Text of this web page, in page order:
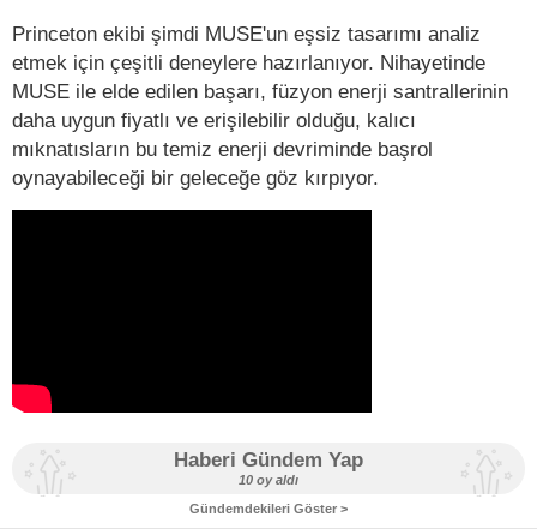
Princeton ekibi şimdi MUSE'un eşsiz tasarımı analiz
etmek için çeşitli deneylere hazırlanıyor. Nihayetinde
MUSE ile elde edilen başarı, füzyon enerji santrallerinin
daha uygun fiyatlı ve erişilebilir olduğu, kalıcı
mıknatısların bu temiz enerji devriminde başrol
oynayabileceği bir geleceğe göz kırpıyor.
Haberi Gündem Yap
10 oy aldı
Gündemdekileri Göster >